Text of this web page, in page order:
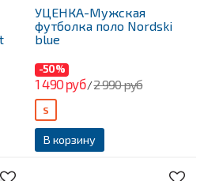
УЦЕНКА-Мужская
футболка поло Nordski
blue
-50%
1 490 руб/2 990 руб
В корзину
S